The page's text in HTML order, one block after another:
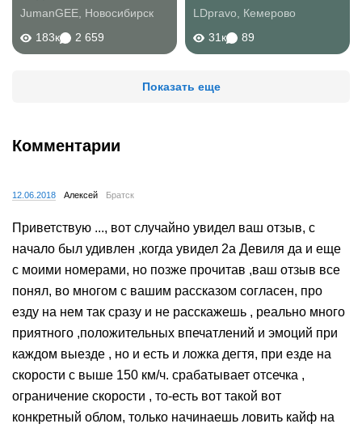
JumanGEE Новосибирск
183к
2 659
LDpravo
Кемерово
31к
89
Показать еще
Комментарии
12.06.2018 Алексей Братск
Приветствую ..., вот случайно увидел ваш отзыв, с
начало был удивлен ,когда увидел 2а Девиля да и еще
с моими номерами, но позже прочитав ,ваш отзыв все
понял, во многом с вашим рассказом согласен, про
езду на нем так сразу и не расскажешь , реально много
приятного ,положительных впечатлений и эмоций при
каждом выезде , но и есть и ложка дегтя, при езде на
скорости с выше 150 км/ч. срабатывает отсечка ,
ограничение скорости , то-есть вот такой вот
конкретный облом, только начинаешь ловить кайф на